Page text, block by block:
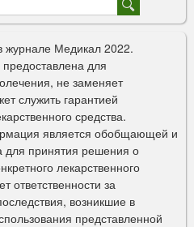
журнале Медикал 2022.
для
не заменяет
служить гарантией
средства.
является обобщающей и
для принятия решения о
лекарственного
ответственности за
возникшие в
представленной